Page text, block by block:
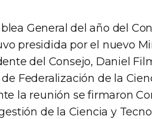
General del año del
presidida por el nuevo
del Consejo, Daniel
Federalización de la
la reunión se firmaron
de la Ciencia y